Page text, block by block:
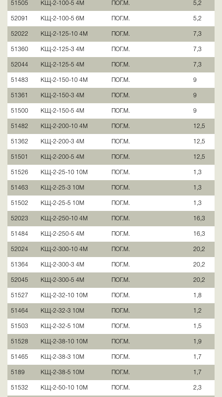
51505 КЩ-2-100-5 4М ПОГ.М. 5,2
52091 КЩ-2-100-5 6М ПОГ.М. 5,2
52022 КЩ-2-125-10 4М ПОГ.М. 7,3
51360 КЩ-2-125-3 4М ПОГ.М. 7,3
52044 КЩ-2-125-5 4М ПОГ.М. 7,3
51483 КЩ-2-150-10 4М ПОГ.М. 9
51361 КЩ-2-150-3 4М ПОГ.М. 9
51500 КЩ-2-150-5 4М ПОГ.М. 9
51482 КЩ-2-200-10 4М ПОГ.М. 12,5
51362 КЩ-2-200-3 4М ПОГ.М. 12,5
51501 КЩ-2-200-5 4М ПОГ.М. 12,5
51526 КЩ-2-25-10 10М ПОГ.М. 1,3
51463 КЩ-2-25-3 10М ПОГ.М. 1,3
51502 КЩ-2-25-5 10М ПОГ.М. 1,3
52023 КЩ-2-250-10 4М ПОГ.М. 16,3
51484 КЩ-2-250-5 4М ПОГ.М. 16,3
52024 КЩ-2-300-10 4М ПОГ.М. 20,2
51364 КЩ-2-300-3 4М ПОГ.М. 20,2
52045 КЩ-2-300-5 4М ПОГ.М. 20,2
51527 КЩ-2-32-10 10М ПОГ.М. 1,8
51464 КЩ-2-32-3 10М ПОГ.М. 1,2
51503 КЩ-2-32-5 10М ПОГ.М. 1,5
51528 КЩ-2-38-10 10М ПОГ.М. 1,9
51465 КЩ-2-38-3 10М ПОГ.М. 1,7
5189 КЩ-2-38-5 10М ПОГ.М. 1,7
51532 КЩ-2-50-10 10М ПОГ.М. 2,3